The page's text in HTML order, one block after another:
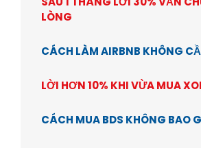
LÒNG
CÁCH LÀM AIRBNB KHÔNG
LỜI HƠN 10% KHI VỪA MUA
CÁCH MUA BDS KHÔNG BAO